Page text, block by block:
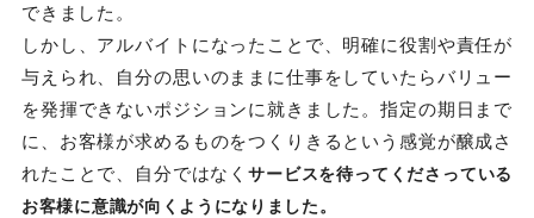
できました。
しかし、アルバイトになったことで、明確に役割や責任が
与えられ、自分の思いのままに仕事をしていたらバリュー
を発揮できないポジションに就きました。指定の期日まで
に、お客様が求めるものをつくりきるという感覚が醸成さ
れたことで、自分ではなくサービスを待ってくださっている
お客様に意識が向くようになりました。